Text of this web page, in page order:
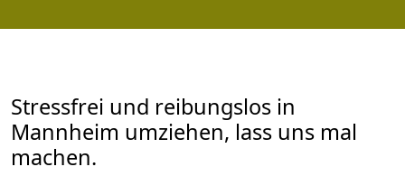
Stressfrei und reibungslos in
Mannheim umziehen, lass uns mal
machen.